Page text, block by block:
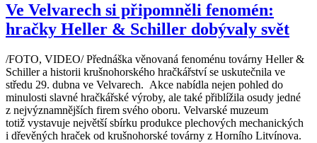
Ve Velvarech si připomněli fenomén:
hračky Heller & Schiller dobývaly svět
/FOTO, VIDEO/ Přednáška věnovaná fenoménu továrny Heller &
Schiller a historii krušnohorského hračkářství se uskutečnila ve
středu 29. dubna ve Velvarech. Akce nabídla nejen pohled do
minulosti slavné hračkářské výroby, ale také přiblížila osudy jedné
z nejvýznamnějších firem svého oboru. Velvarské muzeum
totiž vystavuje největší sbírku produkce plechových mechanických
i dřevěných hraček od krušnohorské továrny z Horního Litvínova.